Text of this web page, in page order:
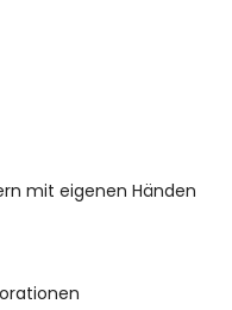
mit eigenen Händen